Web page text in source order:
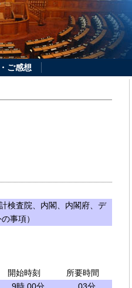
ご感想
検査院、内閣、内閣府、デ
事項）
開始時刻
所要時間